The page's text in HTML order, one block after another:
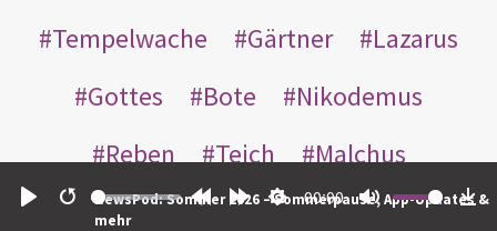
Restart
00:00
NewsPod: Sommer 2026 – Sommerpause, App-Updates &
mehr
Tempelwache
Gärtner
Lazarus
Gottes
Bote
Nikodemus
Reben
Teich
Malchus
Inneren
leer Thomas wer